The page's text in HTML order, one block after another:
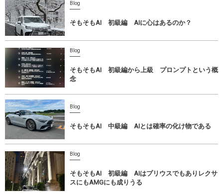
Blog
そもそもAI 初級編 AIに心はあるのか？
Blog
そもそもAI 初級編から上級 プロンプトという概
念
Blog
そもそもAI 中級編 AIとは確率の化け物である
Blog
そもそもAI 初級編 AIはプリウスでもありレクサ
スにもAMGにも成りうる